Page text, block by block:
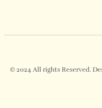
© 2024 All rights Reserved.